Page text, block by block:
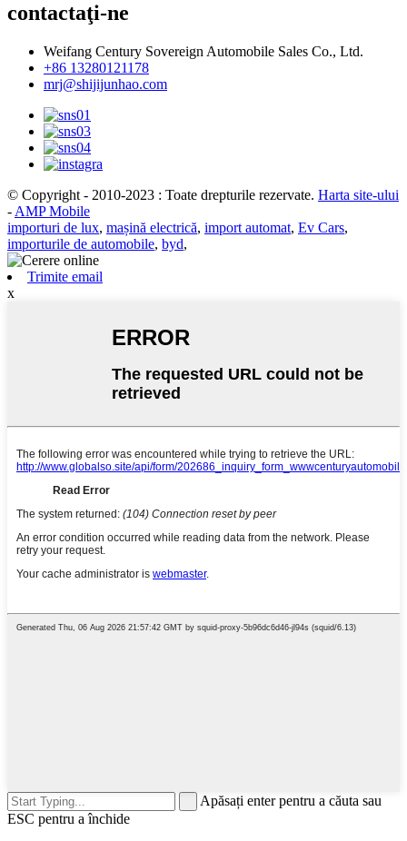
contactaţi-ne
Weifang Century Sovereign Automobile Sales Co., Ltd.
+86 13280121178
mrj@shijijunhao.com
© Copyright - 2010-2023 : Toate drepturile rezervate. Harta site-ului
- AMP Mobile
importuri de lux, mașină electrică, import automat, Ev Cars,
importurile de automobile, byd,
Trimite email
x
Apăsați enter pentru a căuta sau
ESC pentru a închide